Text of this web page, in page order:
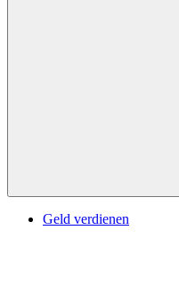
Geld verdienen